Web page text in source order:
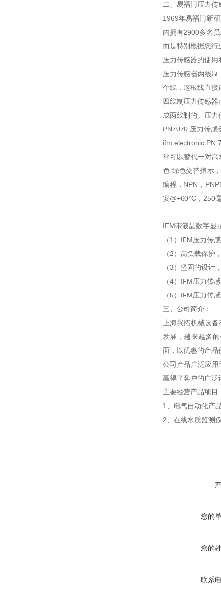
二、易福门压力传
1969年易福门新
内拥有2900多名
而是特别根据您行
压力传感器的使用
压力传感器两线
个线，这根线直接
四线制压力传感
成两线制的。压力
PN7070 压力传感
ifm electronic PN
常可以替代一对
色-绿色交替指示
编程，NPN，
安@+60°C，250
IFM带液晶数字显
（1）IFM压力传
（2）高负载保护
（3）坚固的设计
（4）IFM压力传
（5）IFM压力传
三、公司简介：
上海兴拓机械设
发展，越来越多
面，以优惠的产品
公司产品广泛应
赢得了客户的广泛
主要经营产品项目
1、电气自动化产
2、在线水质监测
您的
您的
联系